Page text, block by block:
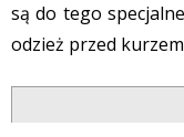
są do tego
odzież przed